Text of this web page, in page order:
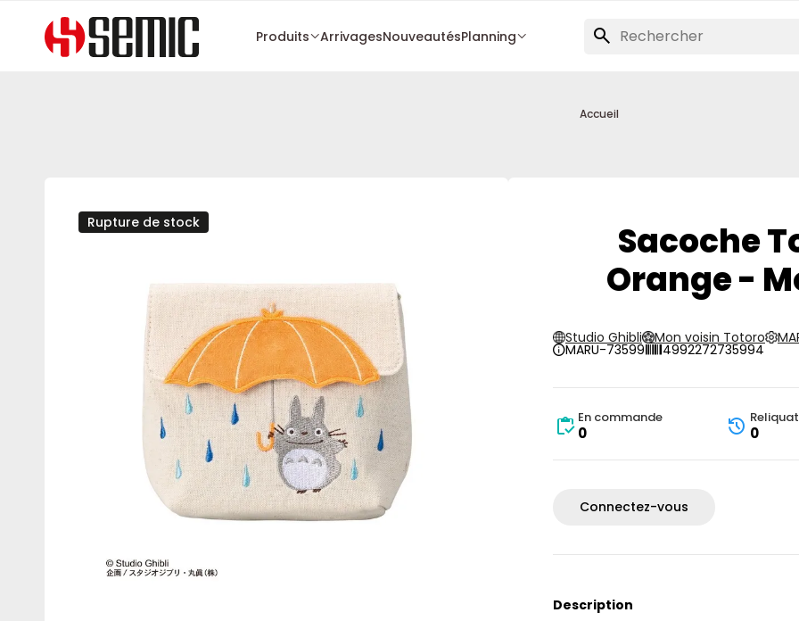
Produits ArrivagesNouveautésPlanning
Accueil
Rupture de stock
Sacoche
Orange -
Studio Ghibli Mon voisin Totoro
MARU-73599 4992272735994
En commande
0 0
Connectez-vous
Description